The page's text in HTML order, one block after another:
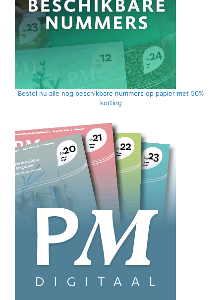
Bestel nu alle nog beschikbare nummers op papier met 50%
korting